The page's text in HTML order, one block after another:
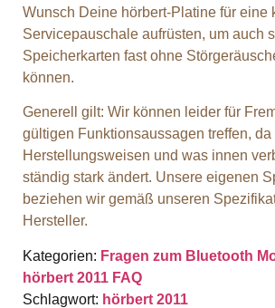
Wunsch Deine hörbert-Platine für eine
Servicepauschale aufrüsten, um auch
Speicherkarten fast ohne
können.
Generell gilt: Wir können leider für
gültigen Funktionsaussagen treffen,
Herstellungsweisen und was innen
ständig stark ändert. Unsere eigenen
beziehen wir gemäß unseren
Hersteller.
Kategorien: Fragen zum Bluetooth
hörbert 2011 FAQ
Schlagwort: hörbert 2011